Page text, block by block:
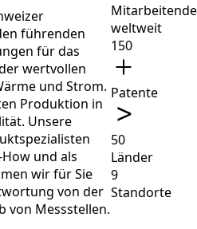
führenden
für das
wertvollen
und Strom.
Produktion in
Unsere
und als
wir für Sie
von der
von Messstellen.
Mitarbeitende
weltweit
150
Patente
50
Länder
9
Standorte